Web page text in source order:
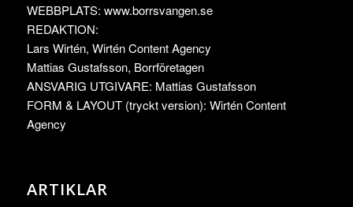
WEBBPLATS: www.borrsvangen.se
REDAKTION:
Lars Wirtén, Wirtén Content Agency
Mattias Gustafsson, Borrföretagen
ANSVARIG UTGIVARE: Mattias Gustafsson
FORM & LAYOUT (tryckt version): Wirtén Content
Agency
ARTIKLAR